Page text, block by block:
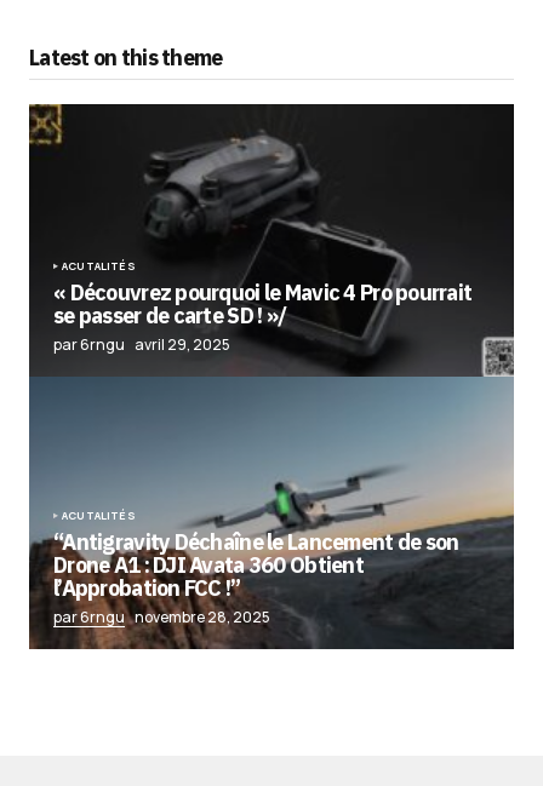
Latest on this theme
ACUTALITÉS
« Découvrez pourquoi le Mavic 4 Pro pourrait
se passer de carte SD ! »/
par 6rngu avril 29, 2025
ACUTALITÉS
“Antigravity Déchaîne le Lancement de son
Drone A1 : DJI Avata 360 Obtient
l’Approbation FCC !”
par 6rngu novembre 28, 2025